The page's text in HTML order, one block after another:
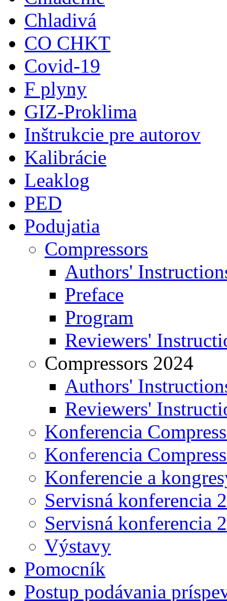
Chladivá
CO CHKT
Covid-19
F plyny
GIZ-Proklima
Inštrukcie pre autorov
Kalibrácie
Leaklog
PED
Podujatia
Compressors
Authors'
Preface
Program
Reviewers'
Compressors 2024
Authors'
Reviewers'
Konferencia
Konferencia
Konferencie a
Servisná konferencia
Servisná konferencia
Výstavy
Pomocník
Postup podávania